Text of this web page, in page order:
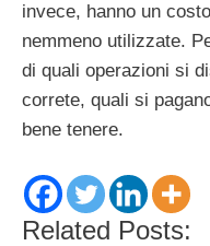
invece, hanno un
nemmeno utilizzate.
di quali operazioni si
correte, quali si
bene tenere.
Related Posts: